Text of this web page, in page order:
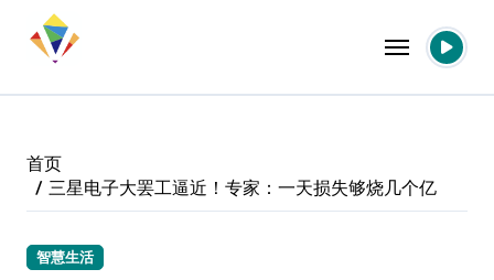
首页
三星电子大罢工逼近！专家：一天损失够烧几个亿
智慧生活